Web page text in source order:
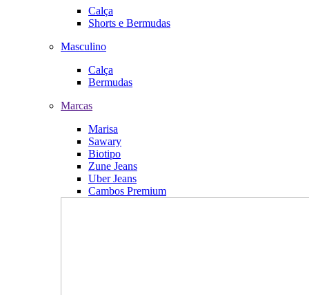
Calça
Shorts e Bermudas
Masculino
Calça
Bermudas
Marcas
Marisa
Sawary
Biotipo
Zune Jeans
Uber Jeans
Cambos Premium